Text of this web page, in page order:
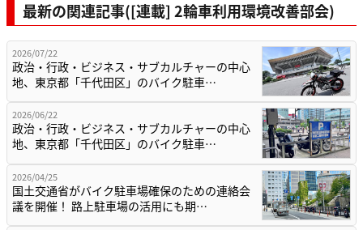
最新の関連記事([連載] 2輪車利用環境改善部会)
2026/07/22
政治・行政・ビジネス・サブカルチャーの中心
地、東京都「千代田区」のバイク駐車…
2026/06/22
政治・行政・ビジネス・サブカルチャーの中心
地、東京都「千代田区」のバイク駐車…
2026/04/25
国土交通省がバイク駐車場確保のための連絡会
議を開催！ 路上駐車場の活用にも期…